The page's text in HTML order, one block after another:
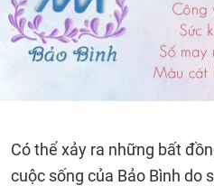
Có thể xảy ra những bất
cuộc sống của Bảo Bình do